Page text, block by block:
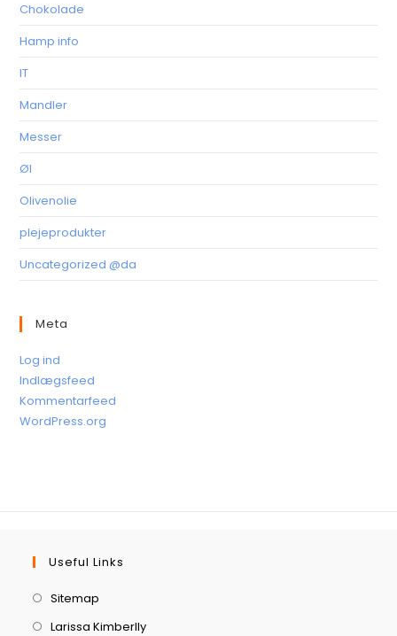
Chokolade
Hamp info
IT
Mandler
Messer
Øl
Olivenolie
plejeprodukter
Uncategorized @da
Meta
Log ind
Indlægsfeed
Kommentarfeed
WordPress.org
Useful Links
Sitemap
Larissa Kimberlly